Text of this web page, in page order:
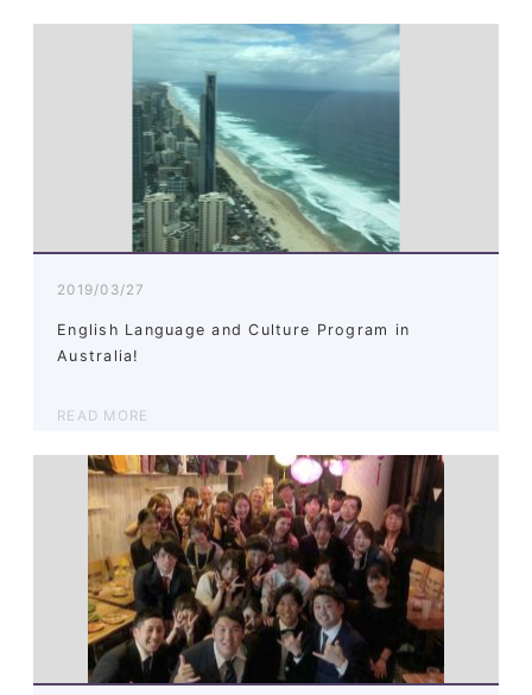
2019/03/27
English Language and Culture Program in
Australia!
READ MORE